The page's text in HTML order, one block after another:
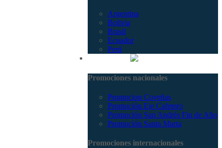
Argentina
Bolivia
Brasil
Ecuador
Perú
Promociones nacionales
Promocion Coveñas
Promoción Eje Cafetero
Promoción San Andrés Fin de Año
Promoción Santa Marta
Promociones internacionales